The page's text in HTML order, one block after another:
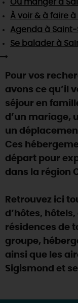
Visites
Vins et
Chic,une aire
Par ici les
La Route des
Des
Des
Programme
SE
Où manger à
À voir & à faire à
Agenda à Saint-
Se balader à
Pour vos
avons ce qu’il
séjour en
d’un mariage,
un
Ces
départ pour
dans la région
Retrouvez ici
d’hôtes,
résidences de
groupe,
ainsi que les
Sigismond et